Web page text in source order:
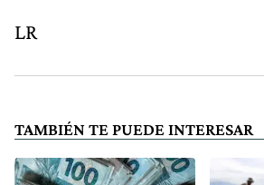
LR
TAMBIÉN TE PUEDE INTERESAR